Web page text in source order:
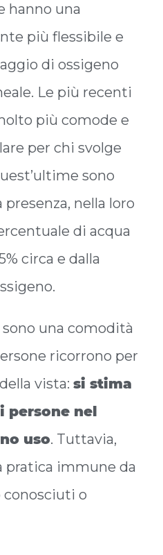
hanno una
più flessibile e
di ossigeno
Le più recenti
più comode e
per chi svolge
sono
nella loro
di acqua
circa e dalla
una comodità
ricorrono per
vista: si stima
persone nel
uso. Tuttavia,
pratica immune da
conosciuti o